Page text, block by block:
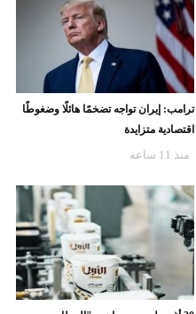
ترامب: إيران تواجه تضخمًا هائلًا وضغوطًا
اقتصادية متزايدة
منذ 11 ساعة